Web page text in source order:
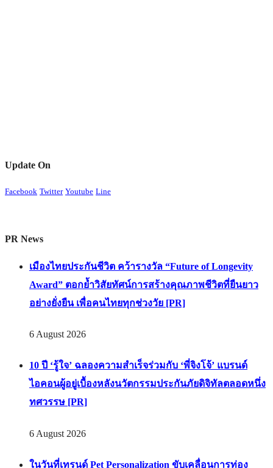
Update On
Facebook Twitter Youtube Line
PR News
เมืองไทยประกันชีวิต คว้ารางวัล “Future of Longevity
Award” ตอกย้ำวิสัยทัศน์การสร้างคุณภาพชีวิตที่ยืนยาว
อย่างยั่งยืน เพื่อคนไทยทุกช่วงวัย [PR]
6 August 2026
10 ปี ‘รู้ใจ’ ฉลองความสำเร็จร่วมกับ ‘พี่จิงโจ้’ แบรนด์
ไอคอนผู้อยู่เบื้องหลังนวัตกรรมประกันภัยดิจิทัลตลอดหนึ่ง
ทศวรรษ [PR]
6 August 2026
ในวันที่เทรนด์ Pet Personalization ขับเคลื่อนการท่อง